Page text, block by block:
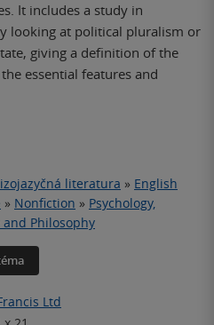
It includes a study in
looking at political pluralism or
giving a definition of the
essential features and
literatura » English
» Nonfiction » Psychology,
and Philosophy
Ltd